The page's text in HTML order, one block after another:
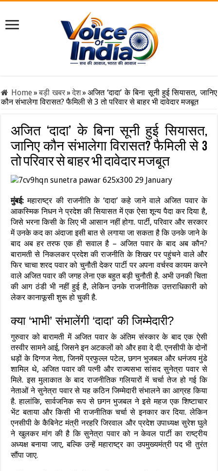
Home»बड़ी खबर» देश» अजित ‘दादा’ के बिना सूनी हुई सियासत, जानिए
कौन संभालेगा विरासत? फैमिली से 3 तो परिवार से बाहर भी दावेदार मजबूत
अजित ‘दादा’ के बिना सूनी हुई सियासत,
जानिए कौन संभालेगा विरासत? फैमिली से 3
तो परिवार से बाहर भी दावेदार मजबूत
मुंबई: महाराष्ट्र की राजनीति के ‘दादा’ कहे जाने वाले अजित पवार के
आकस्मिक निधन ने प्रदेश की सियासत में एक ऐसा शून्य पैदा कर दिया है,
जिसे भरना किसी के लिए भी आसान नहीं होगा. पार्टी, परिवार और सरकार
में उनके कद का अंदाजा इसी बात से लगाया जा सकता है कि उनके जाने के
बाद अब हर तरफ एक ही सवाल है – अजित पवार के बाद अब कौन?
बारामती से निकलकर प्रदेश की राजनीति के शिखर पर पहुंचने वाले और
फिर चाचा शरद पवार को चुनौती देकर पार्टी पर अपना वर्चस्व कायम करने
वाले अजित पवार की जगह लेना एक बहुत बड़ी चुनौती है. अभी उनकी चिता
की आग ठंडी भी नहीं हुई है, लेकिन उनके राजनीतिक उत्तराधिकारी को
लेकर कानाफूसी शुरू हो चुकी है.
क्या ‘भाभी’ संभालेंगी ‘दादा’ की जिम्मेदारी?
गुरुवार को बारामती में अजित पवार के अंतिम संस्कार के बाद एक ऐसी
तस्वीर सामने आई, जिसने इन अटकलों को और हवा दे दी. एनसीपी के दोनों
धड़ों के दिग्गज नेता, जिनमें प्रफुल्ल पटेल, छगन भुजबल और धनंजय मुंडे
शामिल थे, अजित पवार की पत्नी और राज्यसभा सांसद सुनेत्रा पवार से
मिले. इस मुलाकात के बाद राजनीतिक गलियारों में चर्चा तेज हो गई कि
नेताओं ने सुनेत्रा पवार से यह कठिन जिम्मेदारी संभालने का आग्रह किया
है. हालांकि, सार्वजनिक रूप से छगन भुजबल ने इसे महज एक शिष्टाचार
भेंट बताया और किसी भी राजनीतिक चर्चा से इनकार कर दिया. लेकिन
एनसीपी के कैबिनेट मंत्री नरहरि जिरवाल और प्रदेश उपाध्यक्ष सुरेश घुले
ने खुलकर मांग की है कि सुनेत्रा पवार को न केवल पार्टी का राष्ट्रीय
अध्यक्ष बनाया जाए, बल्कि उन्हें महाराष्ट्र का उपमुख्यमंत्री पद भी तुरंत
सौंपा जाए.